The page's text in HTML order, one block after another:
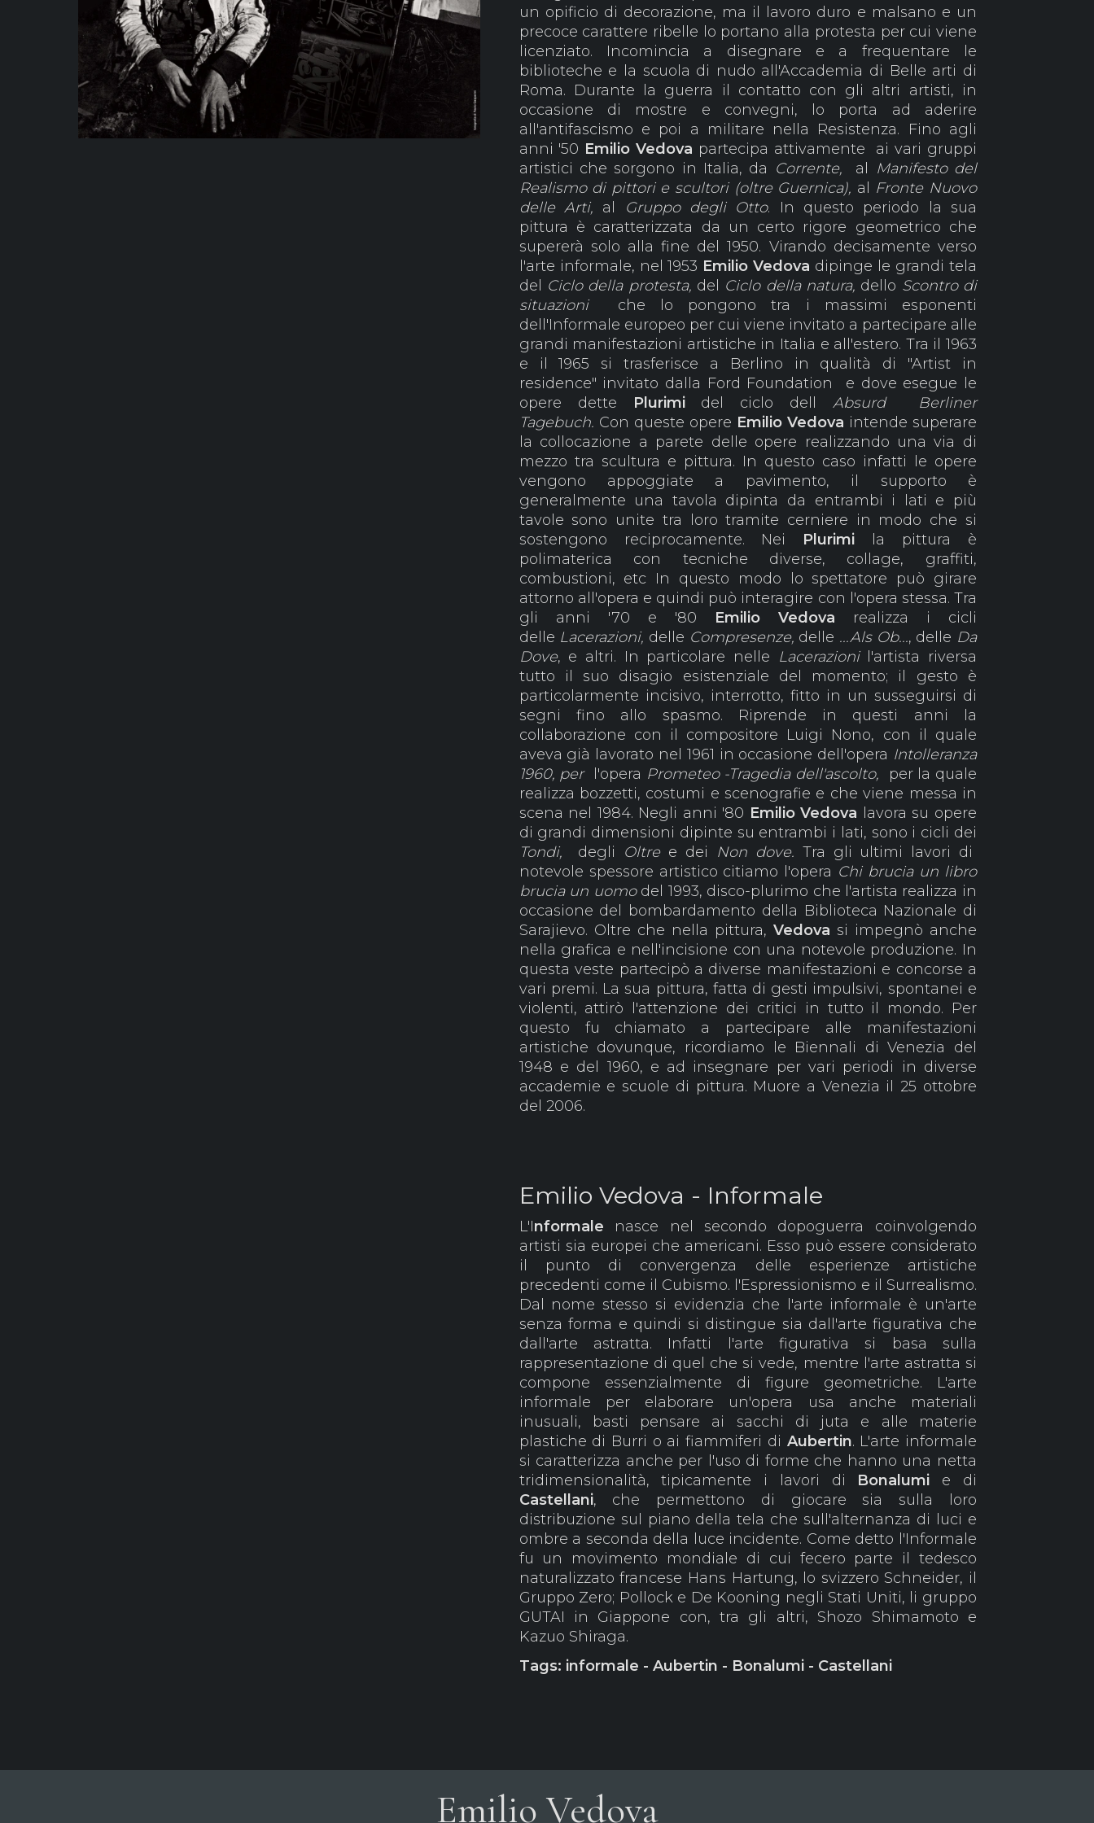
un opificio di decorazione, ma il lavoro duro e malsano e un
precoce carattere ribelle lo portano alla protesta per cui viene
licenziato. Incomincia a disegnare e a frequentare le
biblioteche e la scuola di nudo all'Accademia di Belle arti di
Roma. Durante la guerra il contatto con gli altri artisti, in
occasione di mostre e convegni, lo porta ad aderire
all'antifascismo e poi a militare nella Resistenza. Fino agli
anni '50 Emilio Vedova partecipa attivamente ai vari gruppi
artistici che sorgono in Italia, da Corrente, al
Manifesto del
Realismo di pittori e scultori (oltre Guernica), al Fronte Nuovo
delle Arti, al Gruppo degli Otto.
In questo periodo la sua
pittura è caratterizzata da un certo rigore geometrico che
supererà solo alla fine del 1950. Virando decisamente verso
l'arte informale, nel 1953 Emilio Vedova dipinge le grandi tela
del Ciclo della protesta, del Ciclo della natura, dello Scontro di
situazioni
che lo pongono tra i massimi esponenti
dell'Informale europeo per cui viene invitato a partecipare alle
grandi manifestazioni artistiche in Italia e all'estero. Tra il 1963
e il 1965 si trasferisce a Berlino in qualità di "Artist in
residence" invitato dalla Ford Foundation e dove esegue le
opere dette
Plurimi del ciclo dellAbsurd Berliner
Tagebuch. Con queste opere Emilio Vedova intende superare
la collocazione a parete delle opere realizzando una via di
mezzo tra scultura e pittura. In questo caso infatti le opere
vengono appoggiate a pavimento, il supporto è
generalmente una tavola dipinta da entrambi i lati e più
tavole sono unite tra loro tramite cerniere in modo che si
sostengono reciprocamente. Nei Plurimi la pittura è
polimaterica con tecniche diverse, collage, graffiti,
combustioni, etc In questo modo lo spettatore può girare
attorno all'opera e quindi può interagire con l'opera stessa. Tra
gli anni '70 e '80 Emilio Vedova realizza i cicli
delle Lacerazioni, delle Compresenze, delle ...Als Ob..., delle Da
Dove, e altri. In particolare nelle Lacerazioni
l'artista riversa
tutto il suo disagio esistenziale del momento; il gesto è
particolarmente incisivo, interrotto, fitto in un susseguirsi di
segni fino allo spasmo. Riprende in questi anni la
collaborazione con il compositore Luigi Nono, con il quale
aveva già lavorato nel 1961 in occasione dell'opera Intolleranza
1960, per
l'opera Prometeo -Tragedia dell'ascolto,
per la quale
realizza bozzetti, costumi e scenografie e che viene messa in
scena nel 1984. Negli anni '80 Emilio Vedova
lavora su opere
di grandi dimensioni dipinte su entrambi i lati, sono i cicli dei
Tondi,
degli Oltree dei Non dove. Tra gli ultimi lavori di
notevole spessore artistico citiamo l'opera Chi brucia un libro
brucia un uomodel 1993, disco-plurimo che l'artista realizza in
occasione del bombardamento della Biblioteca Nazionale di
Sarajievo. Oltre che nella pittura, Vedova si impegnò anche
nella grafica e nell'incisione con una notevole produzione. In
questa veste partecipò a diverse manifestazioni e concorse a
vari premi. La sua pittura, fatta di gesti impulsivi, spontanei e
violenti, attirò l'attenzione dei critici in tutto il mondo. Per
questo fu chiamato a partecipare alle manifestazioni
artistiche dovunque, ricordiamo le Biennali di Venezia del
1948 e del 1960, e ad insegnare per vari periodi in diverse
accademie e scuole di pittura. Muore a Venezia il 25 ottobre
del 2006.
Emilio Vedova - Informale
L'Informale nasce nel secondo dopoguerra coinvolgendo
artisti sia europei che americani. Esso può essere considerato
il punto di convergenza delle esperienze artistiche
precedenti come il Cubismo. l'Espressionismo e il Surrealismo.
Dal nome stesso si evidenzia che l'arte informale è un'arte
senza forma e quindi si distingue sia dall'arte figurativa che
dall'arte astratta. Infatti l'arte figurativa si basa sulla
rappresentazione di quel che si vede, mentre l'arte astratta si
compone essenzialmente di figure geometriche. L'arte
informale per elaborare un'opera usa anche materiali
inusuali, basti pensare ai sacchi di juta e alle materie
plastiche di Burri o ai fiammiferi di Aubertin. L'arte informale
si caratterizza anche per l'uso di forme che hanno una netta
tridimensionalità, tipicamente i lavori di Bonalumi e di
Castellani, che permettono di giocare sia sulla loro
distribuzione sul piano della tela che sull'alternanza di luci e
ombre a seconda della luce incidente. Come detto l'Informale
fu un movimento mondiale di cui fecero parte il tedesco
naturalizzato francese Hans Hartung, lo svizzero Schneider, il
Gruppo Zero; Pollock e De Kooning negli Stati Uniti, li gruppo
GUTAI in Giappone con, tra gli altri, Shozo Shimamoto e
Kazuo Shiraga.
Tags: informale - Aubertin - Bonalumi - Castellani
Emilio Vedova